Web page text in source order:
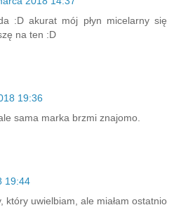
:D akurat mój płyn micelarny się
na ten :D
19:36
sama marka brzmi znajomo.
19:44
który uwielbiam, ale miałam ostatnio